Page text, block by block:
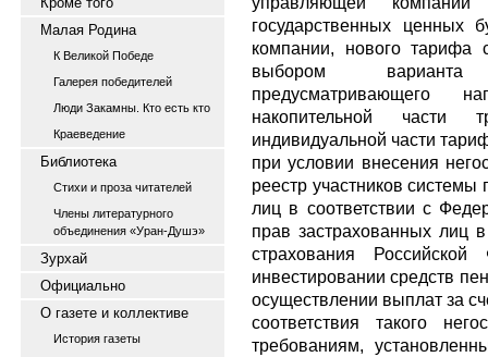
Малая Родина
К Великой Победе
Галерея победителей
Люди Закамны. Кто есть кто
Краеведение
Библиотека
Стихи и проза читателей
Члены литературного
объединения «Уран-Душэ»
Зурхай
Официально
О газете и коллективе
История газеты
государственных ценных
компании, нового тарифа
выбором варианта
предусматривающего
накопительной части
индивидуальной части
при условии внесения
реестр участников
лиц в соответствии с
прав застрахованных лиц
страхования
инвестировании средств
осуществлении выплат за
соответствия такого
требованиям,